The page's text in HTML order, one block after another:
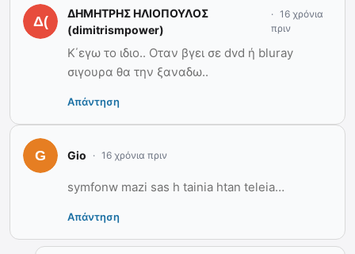
ΔΗΜΗΤΡΗΣ ΗΛΙΟΠΟΥΛΟΣ
(dimitrismpower)
16 χρόνια
πριν
Κ΄εγω το ιδιο.. Οταν βγει σε dvd ή bluray
σιγουρα θα την ξαναδω..
Απάντηση
Gio 16 χρόνια πριν
symfonw mazi sas h tainia htan teleia…
Απάντηση